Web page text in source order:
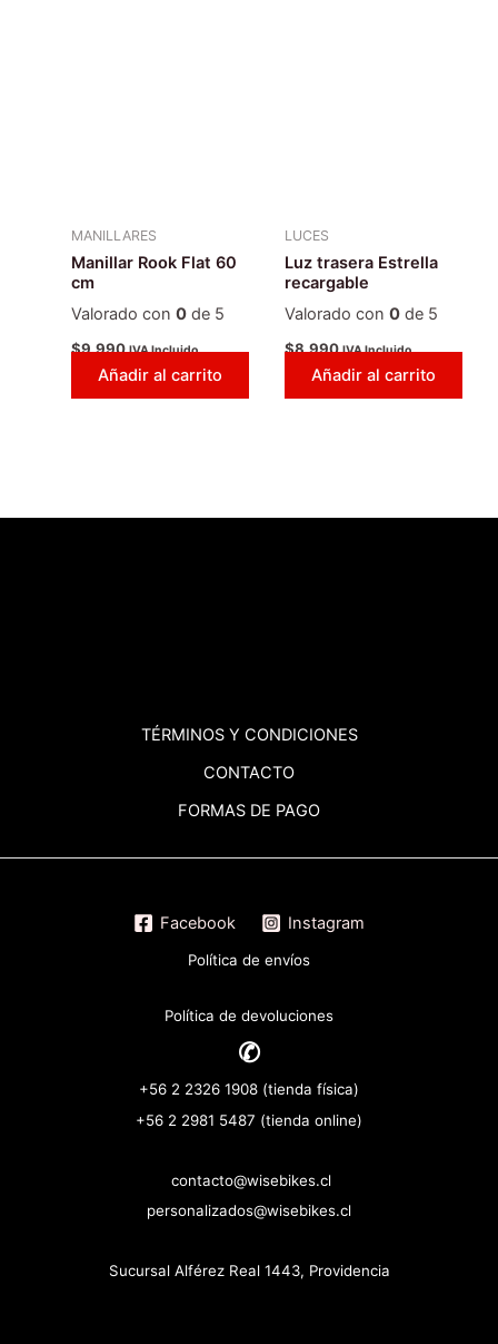
MANILLARES
Manillar Rook Flat 60
cm
Valorado con 0de 5
$9.990 IVA Incluido
Añadir al carrito
LUCES
Luz trasera Estrella
recargable
Valorado con 0de 5
$8.990 IVA Incluido
Añadir al carrito
TÉRMINOS Y CONDICIONES
CONTACTO
FORMAS DE PAGO
Facebook Instagram
Política de envíos
Política de devoluciones
✆
+56 2 2326 1908 (tienda física)
+56 2 2981 5487 (tienda online)
contacto@wisebikes.cl
personalizados@wisebikes.cl
Sucursal Alférez Real 1443, Providencia